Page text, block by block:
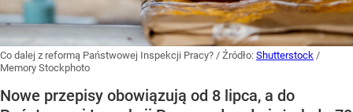
Co dalej z reformą Państwowej Inspekcji Pracy? / Źródło: Shutterstock /
Memory Stockphoto
Nowe przepisy obowiązują od 8 lipca, a do